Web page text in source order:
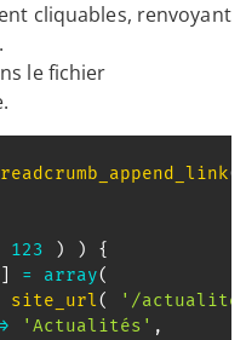
cliquables, renvoyant
le fichier
(
123 ) )
{
= array(
site_url(
'/
'Actualités' ,